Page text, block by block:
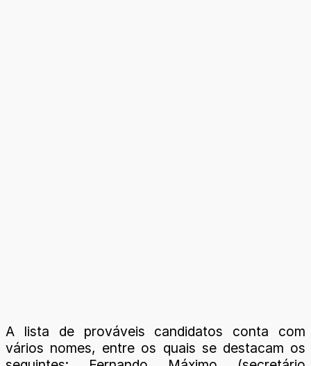
A lista de prováveis candidatos conta com
vários nomes, entre os quais se destacam os